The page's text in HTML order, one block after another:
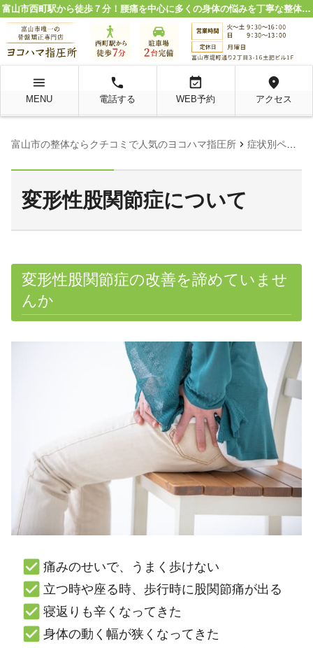
富山市西町駅から徒歩７分！腰痛を中心に多くの身体の悩みを丁寧な整体施術で解決。
menu
MENU
local_phone
電話する
event_available
WEB予約
location_on
アクセス
富山市の整体ならクチコミで人気のヨコハマ指圧所 chevron_right 症状別ページ
変形性股関節症について
変形性股関節症の改善を諦めていませ
んか
痛みのせいで、うまく歩けない
立つ時や座る時、歩行時に股関節痛が出る
寝返りも辛くなってきた
身体の動く幅が狭くなってきた